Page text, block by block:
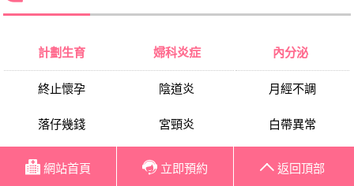
計劃生育
終止懷孕
落仔幾錢
藥物流產
婦科炎症
陰道炎
宮頸炎
婦科檢查
內分泌
月經不調
白帶異常
痛經
網站首頁 立即預約 返回頂部